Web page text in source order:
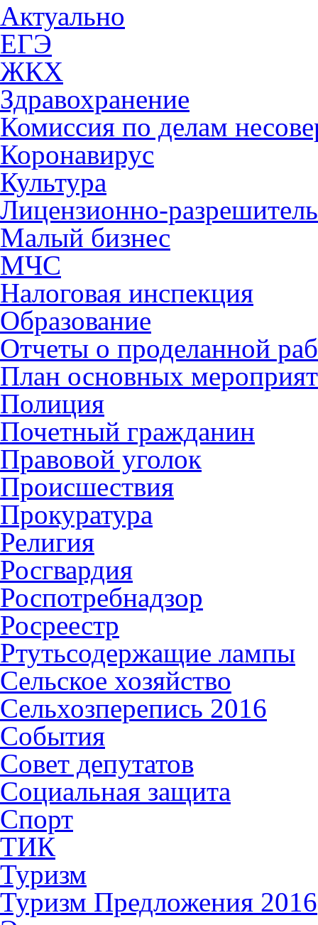
Актуально
ЕГЭ
ЖКХ
Здравохранение
Комиссия по делам
Коронавирус
Культура
Лицензионно-
Малый бизнес
МЧС
Налоговая инспекция
Образование
Отчеты о проделанной
План основных
Полиция
Почетный гражданин
Правовой уголок
Происшествия
Прокуратура
Религия
Росгвардия
Роспотребнадзор
Росреестр
Ртутьсодержащие лампы
Сельское хозяйство
Сельхозперепись 2016
События
Совет депутатов
Социальная защита
Спорт
ТИК
Туризм
Туризм Предложения 2016